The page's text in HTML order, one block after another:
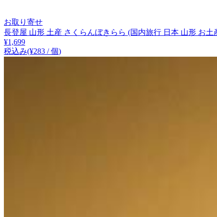
お取り寄せ
長登屋 山形 土産 さくらんぼきらら (国内旅行 日本 山形 お土
¥1,699
税込み(¥283 / 個)